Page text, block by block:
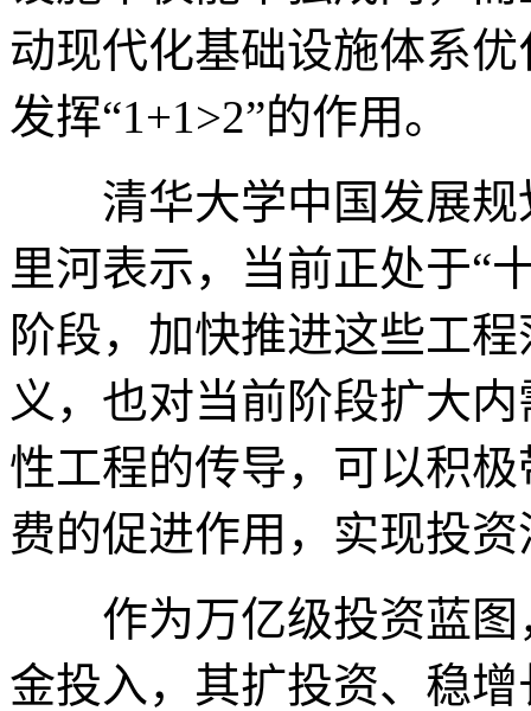
动现代化基础设施体系
发挥“1+1>2”的作用。
清华大学中国发展规
里河表示，当前正处于“
阶段，加快推进这些工
义，也对当前阶段扩大
性工程的传导，可以积
费的促进作用，实现投
作为万亿级投资蓝图
金投入，其扩投资、稳